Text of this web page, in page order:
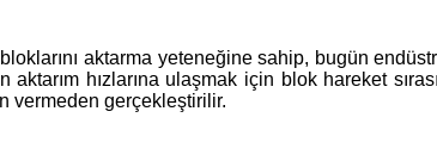
aktarma yeteneğine sahip, bugün
hızlarına ulaşmak için blok hareket
vermeden gerçekleştirilir.